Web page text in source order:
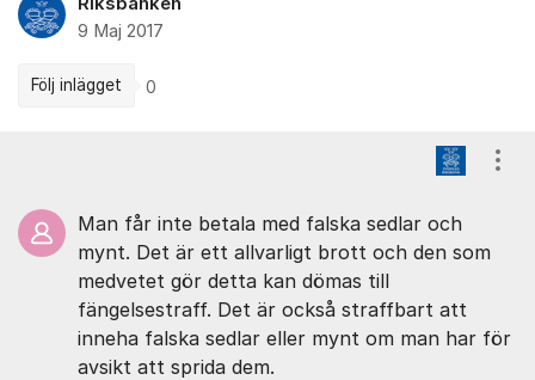
9 Maj 2017
Följ inlägget 0
Man får inte betala med falska sedlar och
mynt. Det är ett allvarligt brott och den som
medvetet gör detta kan dömas till
fängelsestraff. Det är också straffbart att
inneha falska sedlar eller mynt om man har för
avsikt att sprida dem.